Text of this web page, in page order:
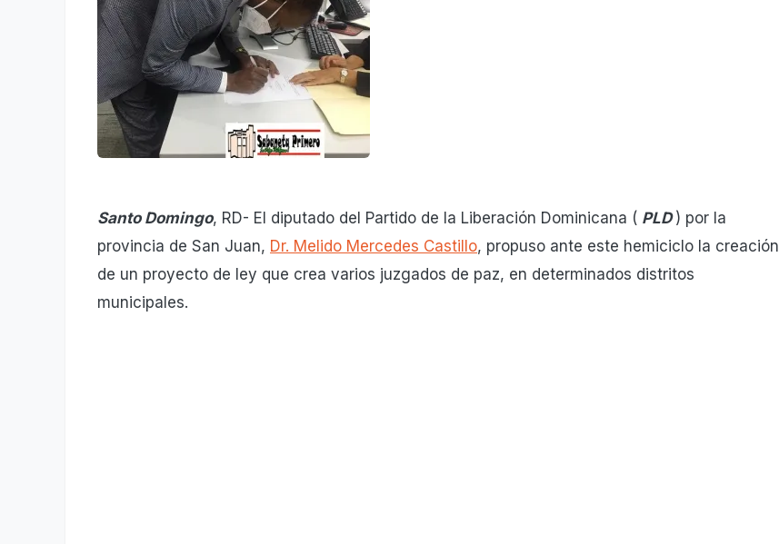
Santo Domingo, RD- El diputado del Partido de la Liberación Dominicana ( PLD) por la
provincia de San Juan, Dr. Melido Mercedes Castillo, propuso ante este hemiciclo la creación
de un proyecto de ley que crea varios juzgados de paz, en determinados distritos
municipales.